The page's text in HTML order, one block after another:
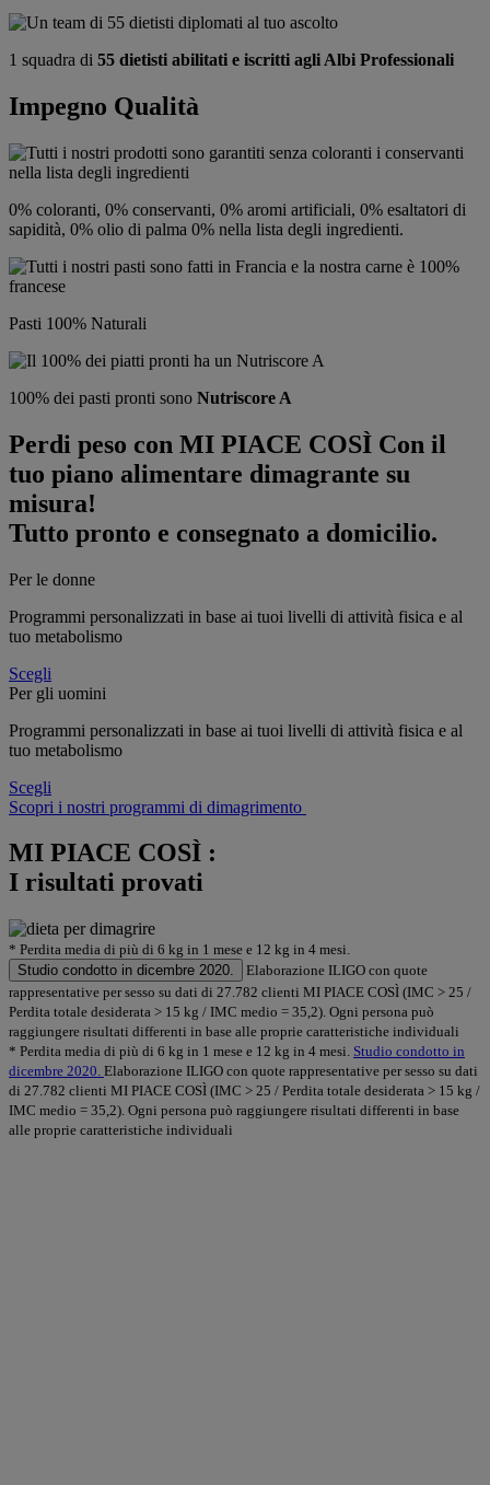
1 squadra di 55 dietisti abilitati e iscritti agli Albi Professionali
Impegno Qualità
0% coloranti, 0% conservanti, 0% aromi artificiali, 0% esaltatori di
sapidità, 0% olio di palma 0% nella lista degli ingredienti.
Pasti 100% Naturali
100% dei pasti pronti sono Nutriscore A
Perdi peso con MI PIACE COSÌ Con il
tuo piano alimentare dimagrante su
misura!
Tutto pronto e consegnato a domicilio.
Per le donne
Programmi personalizzati in base ai tuoi livelli di attività fisica e al
tuo metabolismo
Scegli
Per gli uomini
Programmi personalizzati in base ai tuoi livelli di attività fisica e al
tuo metabolismo
Scegli
Scopri i nostri programmi di dimagrimento
MI PIACE COSÌ :
I risultati provati
* Perdita media di più di 6 kg in 1 mese e 12 kg in 4 mesi.
Studio condotto in dicembre 2020.
Elaborazione ILIGO con quote
rappresentative per sesso su dati di 27.782 clienti MI PIACE COSÌ (IMC > 25 /
Perdita totale desiderata > 15 kg / IMC medio = 35,2). Ogni persona può
raggiungere risultati differenti in base alle proprie caratteristiche individuali
* Perdita media di più di 6 kg in 1 mese e 12 kg in 4 mesi. Studio condotto in
dicembre 2020. Elaborazione ILIGO con quote rappresentative per sesso su dati
di 27.782 clienti MI PIACE COSÌ (IMC > 25 / Perdita totale desiderata > 15 kg /
IMC medio = 35,2). Ogni persona può raggiungere risultati differenti in base
alle proprie caratteristiche individuali